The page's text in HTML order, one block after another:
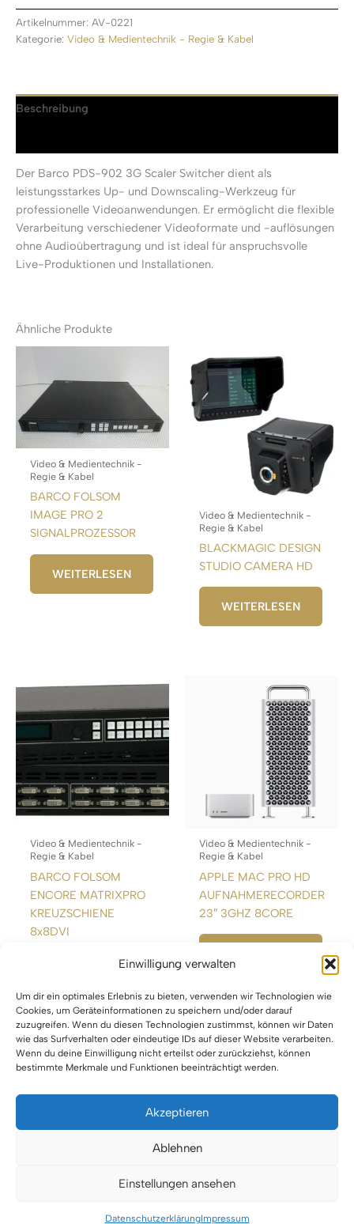
Einwilligung verwalten
Um dir ein optimales Erlebnis zu bieten, verwenden wir Technologien wie
Cookies, um Geräteinformationen zu speichern und/oder darauf
zuzugreifen. Wenn du diesen Technologien zustimmst, können wir Daten
wie das Surfverhalten oder eindeutige IDs auf dieser Website verarbeiten.
Wenn du deine Einwilligung nicht erteilst oder zurückziehst, können
bestimmte Merkmale und Funktionen beeinträchtigt werden.
Akzeptieren
Ablehnen
Einstellungen ansehen
DatenschutzerklärungImpressum
Artikelnummer: AV-0221
Kategorie: Video & Medientechnik - Regie & Kabel
Beschreibung
Der Barco PDS-902 3G Scaler Switcher dient als
leistungsstarkes Up- und Downscaling-Werkzeug für
professionelle Videoanwendungen. Er ermöglicht die flexible
Verarbeitung verschiedener Videoformate und -auflösungen
ohne Audioübertragung und ist ideal für anspruchsvolle
Live-Produktionen und Installationen.
Ähnliche Produkte
Video & Medientechnik -
Regie & Kabel
BARCO FOLSOM
IMAGE PRO 2
SIGNALPROZESSOR
WEITERLESEN
Video & Medientechnik -
Regie & Kabel
BLACKMAGIC DESIGN
STUDIO CAMERA HD
WEITERLESEN
Video & Medientechnik -
Regie & Kabel
BARCO FOLSOM
ENCORE MATRIXPRO
KREUZSCHIENE
8x8DVI
WEITERLESEN
Video & Medientechnik -
Regie & Kabel
APPLE MAC PRO HD
AUFNAHMERECORDER
23″ 3GHZ 8CORE
Impressum
Datenschutz